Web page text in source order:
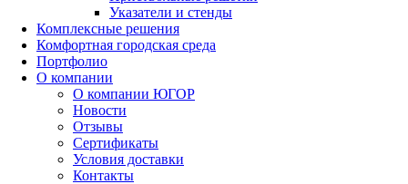
Указатели и стенды
Комплексные решения
Комфортная городская среда
Портфолио
О компании
О компании ЮГОР
Новости
Отзывы
Сертификаты
Условия доставки
Контакты